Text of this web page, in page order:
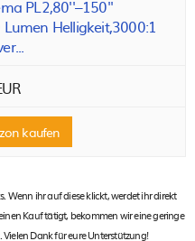
PL2,80''–150''
Helligkeit,3000:1
kaufen
Wenn ihr auf diese klickt, werdet ihr direkt
Kauf tätigt, bekommen wir eine geringe
Dank für eure Unterstützung!